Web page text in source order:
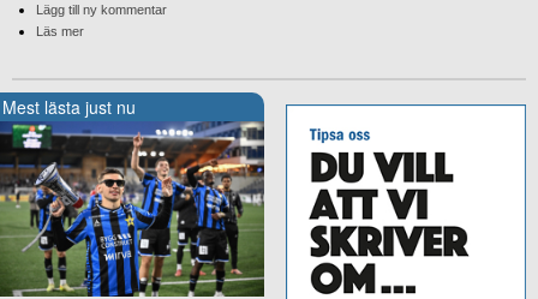
Lägg till ny kommentar
Läs mer
Mest lästa just nu